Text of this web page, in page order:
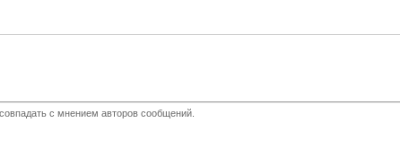
с мнением авторов сообщений.